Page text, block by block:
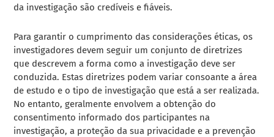
da investigação são credíveis e fiáveis.
Para garantir o cumprimento das considerações éticas, os
investigadores devem seguir um conjunto de diretrizes
que descrevem a forma como a investigação deve ser
conduzida. Estas diretrizes podem variar consoante a área
de estudo e o tipo de investigação que está a ser realizada.
No entanto, geralmente envolvem a obtenção do
consentimento informado dos participantes na
investigação, a proteção da sua privacidade e a prevenção